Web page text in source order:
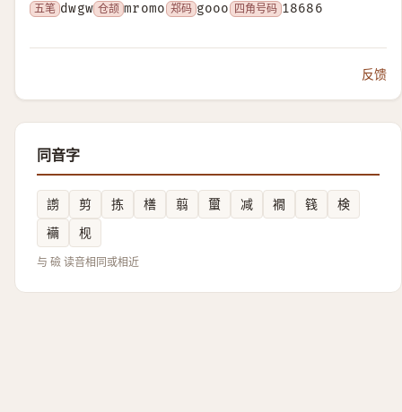
五笔 dwgw 仓颉 mromo 郑码 gooo 四角号码 18686
反馈
同音字
謭 剪 拣 橏 翦 蠒 减 襉 篯
検
襺
枧
与 礆 读音相同或相近